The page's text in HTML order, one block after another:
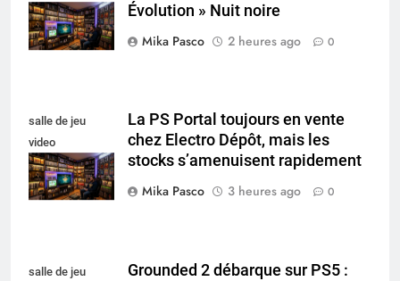
collectionneur
Évolution » Nuit noire
Mika Pasco
2 heures ago 0
salle de jeu
video
collectionneur
La PS Portal toujours en vente
chez Electro Dépôt, mais les
stocks s’amenuisent rapidement
Mika Pasco
3 heures ago 0
salle de jeu
Grounded 2 débarque sur PS5 :